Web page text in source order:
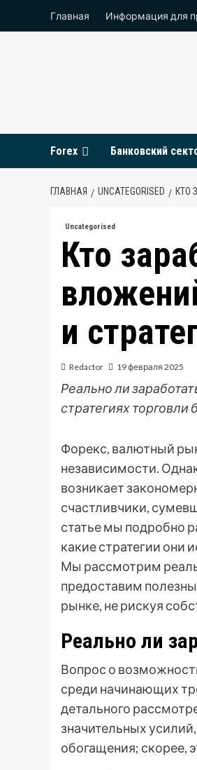
Главная Информация для
Forex Банковский
ГЛАВНАЯ UNCATEGORISED КТО
Uncategorised
Кто
и
Redactor 19 февраля 2025
Реально ли
стратегиях
Форекс, валютный
независимости.
возникает
счастливчики,
статье мы подробно
какие стратегии они
Мы рассмотрим
предоставим
рынке, не рискуя
Реально ли
Вопрос о
среди начинающих
детального
значительных
обогащения; скорее,